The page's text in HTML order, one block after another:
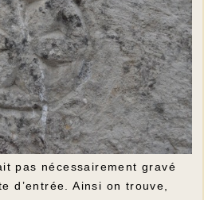
pas nécessairement gravé
d’entrée. Ainsi on trouve,